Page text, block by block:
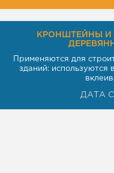
КРОНШТЕЙНЫ И
Применяются для
зданий: используются
ДАТА